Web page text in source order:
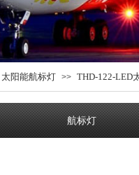
太阳能航标灯 >> THD-122-LED
航标灯